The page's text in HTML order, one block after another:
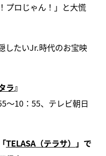
プロじゃん！」と大慌
したいJr.時代のお宝映
ラ』
～10：55、テレビ朝日
TELASA（テラサ） 」で